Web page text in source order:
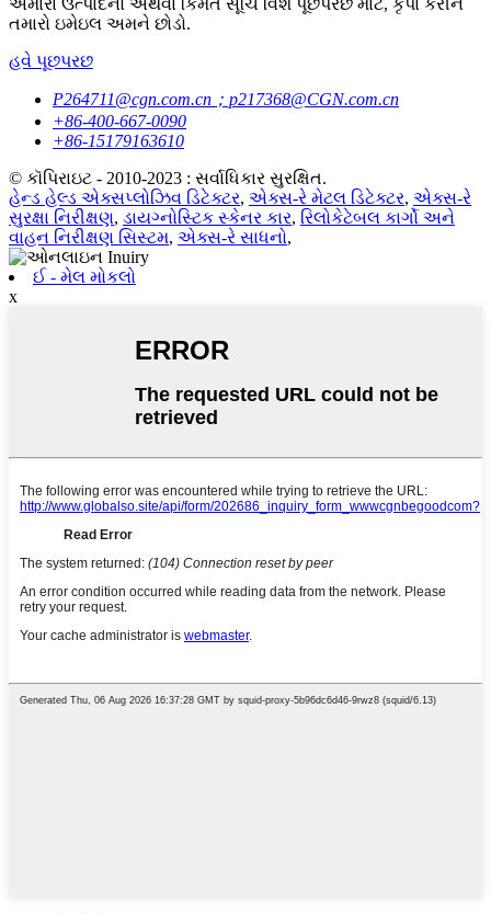
તમારો ઇમેઇલ અમને છોડો.
હવે પૂછપરછ
P264711@cgn.com.cn；p217368@CGN.com.cn
+86-400-667-0090
+86-15179163610
© કૉપિરાઇટ - 2010-2023 : સર્વાધિકાર સુરક્ષિત.
હેન્ડ હેલ્ડ એક્સપ્લોઝિવ ડિટેક્ટર, એક્સ-રે મેટલ ડિટેક્ટર, એક્સ-રે
સુરક્ષા નિરીક્ષણ, ડાયગ્નોસ્ટિક સ્કેનર કાર, રિલોકેટેબલ કાર્ગો અને
વાહન નિરીક્ષણ સિસ્ટમ, એક્સ-રે સાધનો,
ઈ - મેલ મોકલો
x